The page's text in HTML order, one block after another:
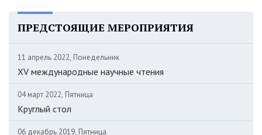
ПРЕДСТОЯЩИЕ МЕРОПРИЯТИЯ
11 апрель 2022, Понедельник
XV международные научные чтения
04 март 2022, Пятница
Круглый стол
06 декабрь 2019, Пятница